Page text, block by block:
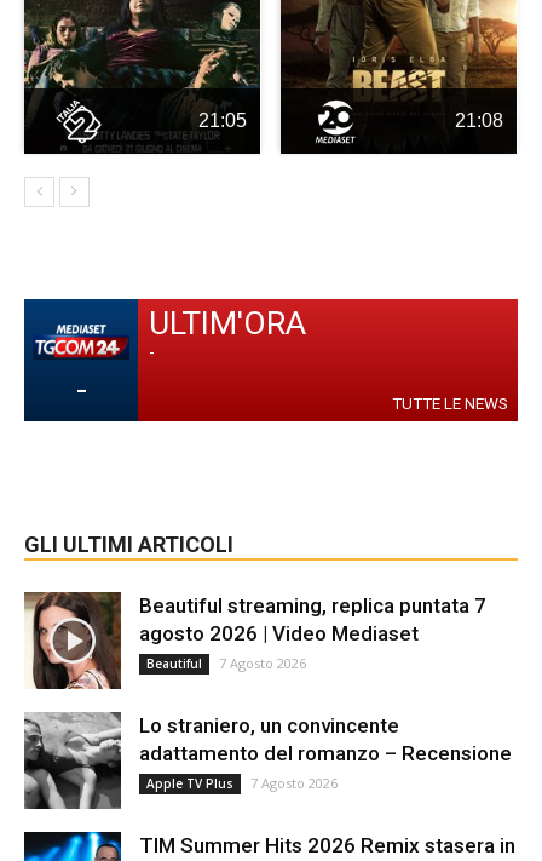
21:05 21:08
-
ULTIM'ORA
-
TUTTE LE NEWS
GLI ULTIMI ARTICOLI
Beautiful streaming, replica puntata 7
agosto 2026 | Video Mediaset
Beautiful 7 Agosto 2026
Lo straniero, un convincente
adattamento del romanzo – Recensione
Apple TV Plus 7 Agosto 2026
TIM Summer Hits 2026 Remix stasera in